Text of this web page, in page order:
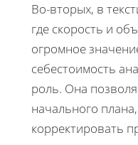
Во-вторых, в
где скорость и
огромное
себестоимость
роль. Она
начального
корректировать